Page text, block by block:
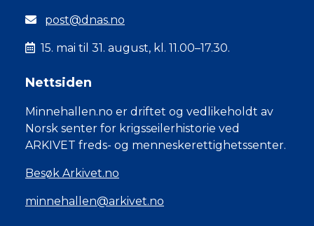
post@dnas.no
15. mai til 31. august, kl. 11.00–17.30.
Nettsiden
Minnehallen.no er driftet og vedlikeholdt av
Norsk senter for krigsseilerhistorie ved
ARKIVET freds- og menneskerettighetssenter.
Besøk Arkivet.no
minnehallen@arkivet.no